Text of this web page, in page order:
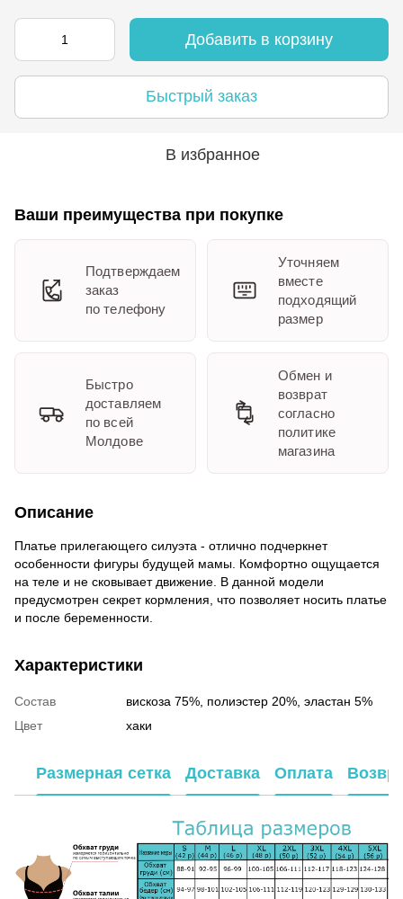
Добавить в корзину
Быстрый заказ
В избранное
Ваши преимущества при покупке
Подтверждаем
заказ
по телефону
Уточняем
вместе
подходящий
размер
Быстро
доставляем
по всей
Молдове
Обмен и
возврат
согласно
политике
магазина
Описание
Платье прилегающего силуэта - отлично подчеркнет
особенности фигуры будущей мамы. Комфортно ощущается
на теле и не сковывает движение. В данной модели
предусмотрен секрет кормления, что позволяет носить платье
и после беременности.
Характеристики
Состав
вискоза 75%, полиэстер 20%, эластан 5%
Цвет
хаки
Размерная сетка Доставка Оплата